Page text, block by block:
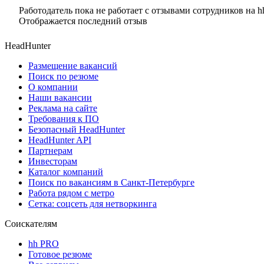
Работодатель пока не работает с отзывами сотрудников на
Отображается последний отзыв
HeadHunter
Размещение вакансий
Поиск по резюме
О компании
Наши вакансии
Реклама на сайте
Требования к ПО
Безопасный HeadHunter
HeadHunter API
Партнерам
Инвесторам
Каталог компаний
Поиск по вакансиям в Санкт-Петербурге
Работа рядом с метро
Сетка: соцсеть для нетворкинга
Соискателям
hh PRO
Готовое резюме